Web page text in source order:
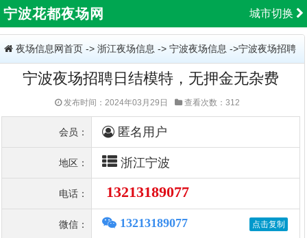
城市切换
宁波花都夜场网
夜场信息网首页 -> 浙江夜场信息 -> 宁波夜场信息 ->宁波夜场招聘
日结模特，无押金无杂费
宁波夜场招聘日结模特，无押金无杂费
发布时间：2024年03月29日 查看次数：312
会员： 匿名用户
地区： 浙江宁波
电话： 13213189077
微信： 13213189077